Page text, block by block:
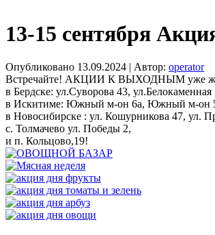
13-15 сентября
Опубликовано 13.09.2024 | Автор: operator
Встречайте! АКЦИИ К ВЫХОДНЫМ уже
в Бердске: ул.Суворова 43,
в Искитиме: Южный м-он 6а, Южный м-он
в Новосибирске : ул. Кошурникова 47, ул.
с. Толмачево ул. Победы 2,
и п. Кольцово,19!